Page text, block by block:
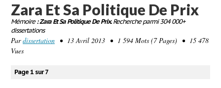
S'inscrire
Se connecter
Contactez-nous
Zara Et Sa Politique De Prix
Mémoire: Zara Et Sa Politique De Prix.Recherche parmi 304 000+
dissertations
Pardissertation • 13 Avril 2013 • 1 594 Mots (7 Pages) • 15 478
Vues
Page 1 sur 7